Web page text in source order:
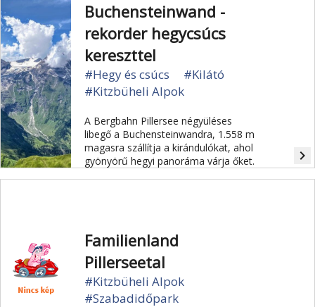
Buchensteinwand -
rekorder hegycsúcs
kereszttel
#Hegy és csúcs
#Kilátó
#Kitzbüheli Alpok
A Bergbahn Pillersee négyüléses
libegő a Buchensteinwandra, 1.558 m
magasra szállítja a kirándulókat, ahol
gyönyörű hegyi panoráma várja őket.
navigate_next
Familienland
Pillerseetal
#Kitzbüheli Alpok
#Szabadidőpark